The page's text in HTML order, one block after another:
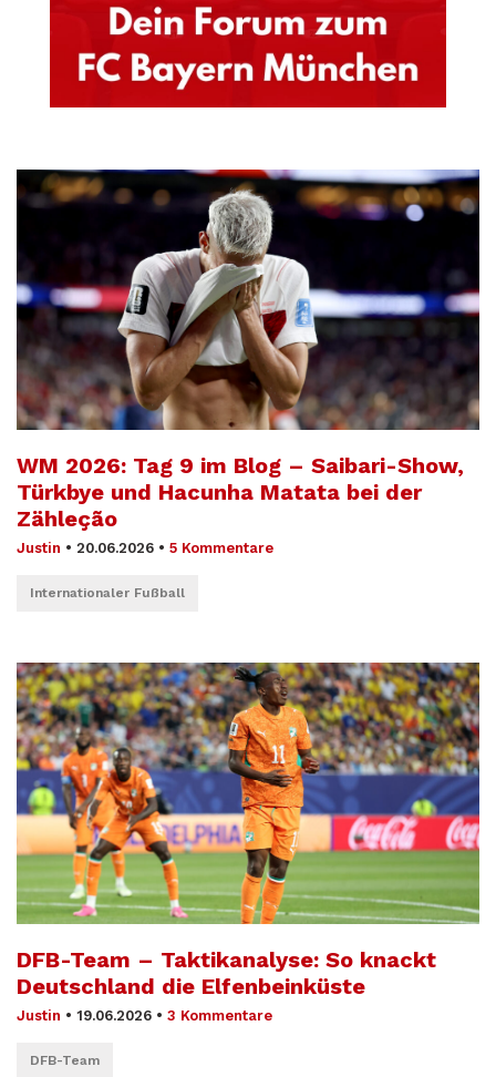
WM 2026: Tag 9 im Blog – Saibari-Show,
Türkbye und Hacunha Matata bei der
Zähleção
Justin • 20.06.2026 • 5 Kommentare
Internationaler Fußball
DFB-Team – Taktikanalyse: So knackt
Deutschland die Elfenbeinküste
Justin • 19.06.2026 • 3 Kommentare
DFB-Team